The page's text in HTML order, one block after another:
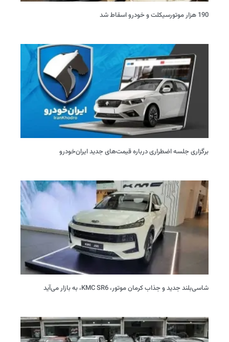
190 هزار موتورسیکلت و خودرو اسقاط شد
برگزاری جلسه اضطراری درباره قیمت‌های جدید ایران‌خودرو
شاسی‌بلند جدید و جذاب کرمان موتور، KMC SR6، به بازار می‌آید